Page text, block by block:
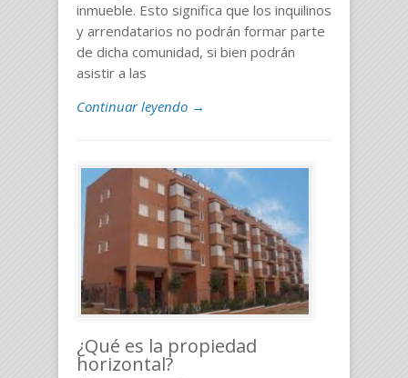
inmueble. Esto significa que los inquilinos
y arrendatarios no podrán formar parte
de dicha comunidad, si bien podrán
asistir a las
Continuar leyendo →
¿Qué es la propiedad
horizontal?